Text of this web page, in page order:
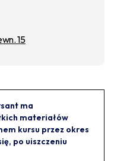
15
ma
materiałów
kursu przez okres
po uiszczeniu